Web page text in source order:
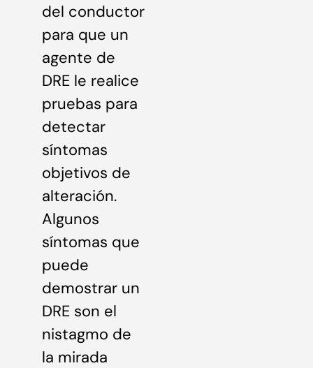
del conductor
para que un
agente de
DRE le realice
pruebas para
detectar
síntomas
objetivos de
alteración.
Algunos
síntomas que
puede
demostrar un
DRE son el
nistagmo de
la mirada